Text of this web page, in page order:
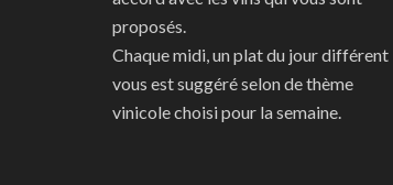
proposés.
Chaque midi, un plat du jour différent
vous est suggéré selon de thème
vinicole choisi pour la semaine.